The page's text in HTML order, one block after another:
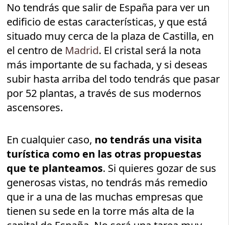
No tendrás que salir de España para ver un
edificio de estas características, y que está
situado muy cerca de la plaza de Castilla, en
el centro de Madrid. El cristal será la nota
más importante de su fachada, y si deseas
subir hasta arriba del todo tendrás que pasar
por 52 plantas, a través de sus modernos
ascensores.
En cualquier caso, no tendrás una visita
turística como en las otras propuestas
que te planteamos. Si quieres gozar de sus
generosas vistas, no tendrás más remedio
que ir a una de las muchas empresas que
tienen su sede en la torre más alta de la